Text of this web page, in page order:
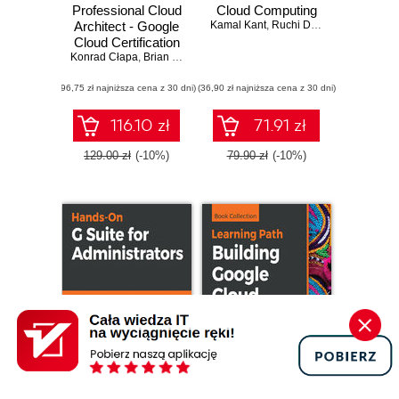
Professional Cloud
Architect - Google
Cloud Certification
Guide. A handy
developing, and
managing
enterprise-grade
GCP cloud
solutions
Konrad Cłapa, Brian Gerrard
(96,75 zł najniższa cena z 30 dni)
116.10 zł
129.00 zł (-10%)
Cloud Computing
Kamal Kant, Ruchi Doshi
(36,90 zł najniższa cena z 30 dni)
71.91 zł
79.90 zł (-10%)
Promocja Promocja